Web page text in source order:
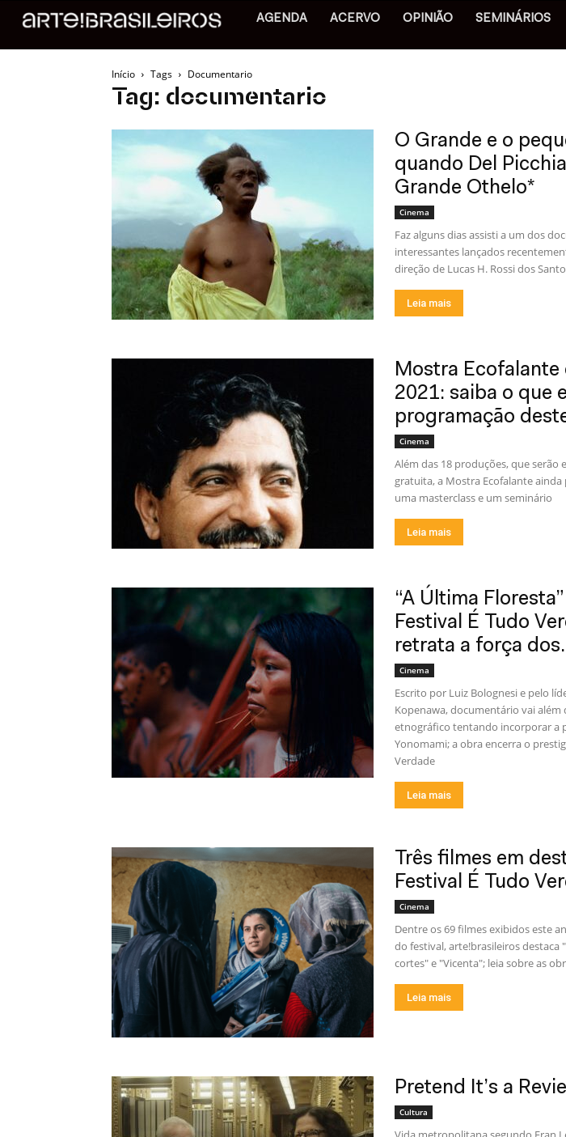
AGENDA ACERVO OPINIÃO SEMINÁRIOS
Início Tags Documentario
Tag: documentario
O Grande e o
quando Del
Grande Othelo*
Cinema
Faz alguns dias assisti a um dos
interessantes lançados
direção de Lucas H. Rossi dos
Leia mais
Mostra Ecofalante
2021: saiba o que
programação
Cinema
Além das 18 produções, que serão
gratuita, a Mostra Ecofalante
uma masterclass e um seminário
Leia mais
“A Última
Festival É Tudo
retrata a força
Cinema
Escrito por Luiz Bolognesi e pelo
Kopenawa, documentário vai
etnográfico tentando incorporar a
Yonomami; a obra encerra o
Verdade
Leia mais
Três filmes em
Festival É Tudo
Cinema
Dentre os 69 filmes exibidos este
do festival, arte!brasileiros destaca
cortes" e "Vicenta"; leia sobre as
Leia mais
Pretend It’s a
Cultura